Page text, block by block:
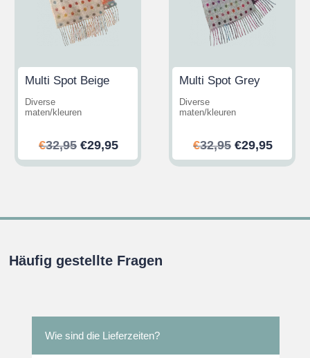
Multi Spot Beige
Diverse
maten/kleuren
€32,95 Ursprünglicher
Preis
€29,95Aktueller
Preis
Multi Spot Grey
Diverse
maten/kleuren
€32,95
Preis
€29,95
Preis
Häufig gestellte Fragen
Wie sind die Lieferzeiten?